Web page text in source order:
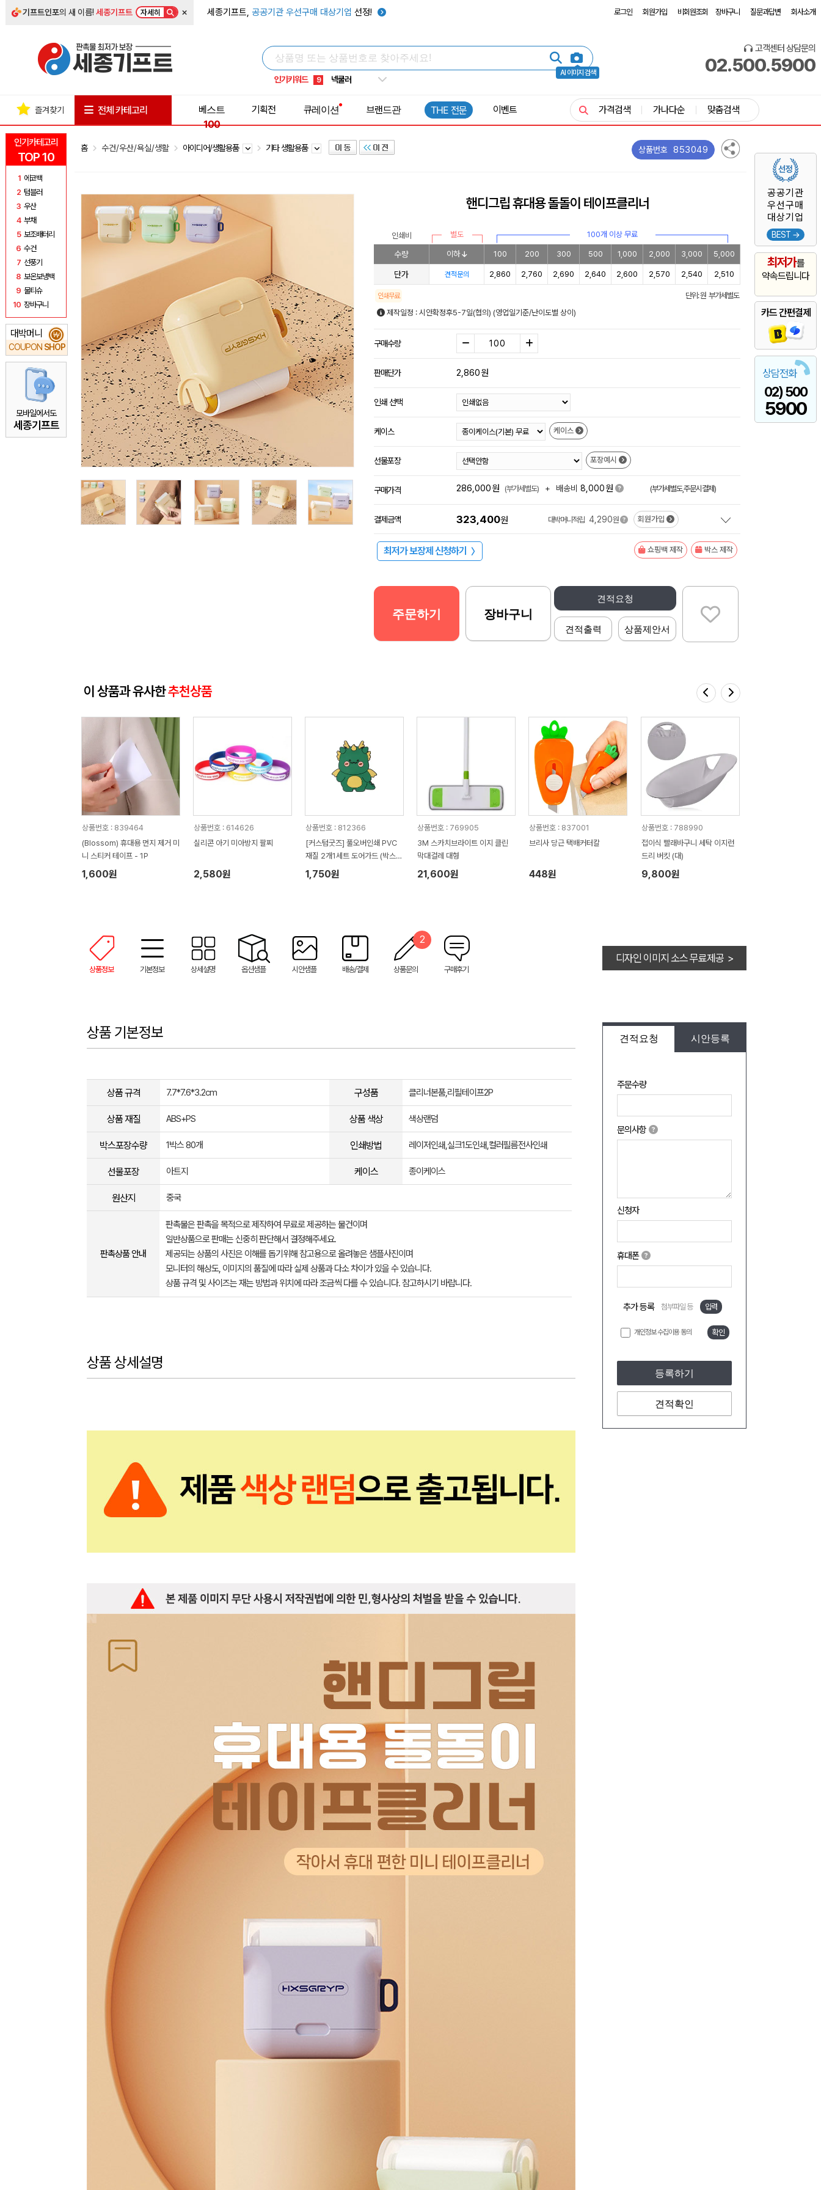
기프트인포의 새 이름!세종기프트 자세히 × 세종기프트, 공공기관 우선구매 대상기업 선정! 로그인 회원가입 비회원조회 장바구니 질문과답변 회사소개
AI 이미지 검색
인기키워드
5 키캡
8 쿨토시
9 넥쿨러
1 선풍기
고객센터 상담문의
02.500.5900
인기카테고리
TOP 10
1 에코백
2 텀블러
3 우산
4 부채
5 보조배터리
6 수건
7 선풍기
8 보온보냉백
9 물티슈
10 장바구니
대박머니
COUPON SHOP
₩
모바일에서도
세종기프트
공공기관
우선구매
대상기업
BEST →
최저가를
약속드립니다
카드 간편결제
상담전화
02) 500
5900
즐겨찾기 전체 카테고리
베스트
100
기획전 큐레이션 브랜드관 THE 전문 이벤트 가격검색 가나다순 맞춤검색
홈 수건/우산/욕실/생활 아이디어/생활용품 기타 생활용품 상품번호 853049
핸디그립 휴대용 돌돌이 테이프클리너
인쇄비 별도 100개 이상 무료
수량 이하 100 200 300 500 1,000 2,000 3,000 5,000
단가 견적문의 2,860 2,760 2,690 2,640 2,600 2,570 2,540 2,510
인쇄무료
단위: 원 부가세별도
제작일정 : 시안확정후5-7일(협의) (영업일기준/난이도별 상이)
구매수량
판매단가 2,860원
인쇄 선택
케이스 케이스
선물포장 포장예시
구매가격 286,000원 (부가세별도) + 배송비 8,000원 (부가세별도,주문시결제)
결제금액 323,400원 대박머니적립 4,290원 회원가입
최저가 보장제 신청하기 〉 쇼핑백 제작 박스 제작
견적요청
견적출력 상품제안서
주문하기 장바구니
이 상품과 유사한추천상품
상품번호 : 839464
(Blossom) 휴대용 먼지 제거 미
니 스티커 테이프 - 1P
1,600원
상품번호 : 614626
실리콘 아기 미아방지 팔찌
2,580원
상품번호 : 812366
[커스텀굿즈] 풀오버인쇄 PVC
재질 2개1세트 도어가드 (박스제
작가능)
1,750원
상품번호 : 769905
3M 스카치브라이트 이지 클린
막대걸레 대형
21,600원
상품번호 : 837001
브리사 당근 택배커터칼
448원
상품번호 : 788990
접이식 빨래바구니 세탁 이지런
드리 버킷 (대)
9,800원
상품정보 기본정보 상세설명 옵션샘플 시안샘플 배송/결제 상품문의
2
구매후기
디자인 이미지 소스 무료제공 >
견적요청 시안등록
주문수량
문의사항
신청자
휴대폰
추가 등록 첨부파일 등 입력
개인정보 수집이용 동의 확인
등록하기
견적확인
상품 기본정보
상품 규격 7.7*7.6*3.2cm 구성품 클리너본품,리필테이프2P
상품 재질 ABS+PS 상품 색상 색상랜덤
박스포장수량 1박스 80개 인쇄방법 레이저인쇄,실크1도인쇄,컬러필름전사인쇄
선물포장 아트지 케이스 종이케이스
원산지 중국
판촉상품 안내
판촉물은 판촉을 목적으로 제작하여 무료로 제공하는 물건이며
일반상품으로 판매는 신중히 판단해서 결정해주세요.
제공되는 상품의 사진은 이해를 돕기위해 참고용으로 올려놓은 샘플사진이며
모니터의 해상도, 이미지의 품질에 따라 실제 상품과 다소 차이가 있을 수 있습니다.
상품 규격 및 사이즈는 재는 방법과 위치에 따라 조금씩 다를 수 있습니다. 참고하시기 바랍니다.
상품 상세설명